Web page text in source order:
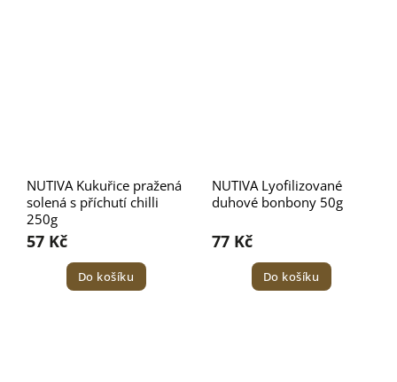
NUTIVA Kukuřice pražená
solená s příchutí chilli
250g
57 Kč
Do košíku
NUTIVA Lyofilizované
duhové bonbony 50g
77 Kč
Do košíku